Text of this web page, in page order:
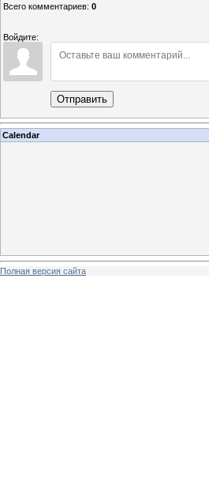
Всего комментариев: 0
Войдите:
Отправить
Calendar
Полная версия сайта